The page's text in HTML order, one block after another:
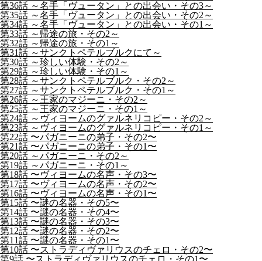
第36話 ～名手「ヴュータン」との出会い・その3～
第35話 ～名手「ヴュータン」との出会い・その2～
第34話 ～名手「ヴュータン」との出会い・その1～
第33話 ～帰途の旅・その2～
第32話 ～帰途の旅・その1～
第31話 ～サンクトペテルブルクにて～
第30話 ～珍しい体験・その2～
第29話 ～珍しい体験・その1～
第28話 ～サンクトペテルブルク・その2～
第27話 ～サンクトペテルブルク・その1～
第26話 ～王家のマジーニ・その2～
第25話 ～王家のマジーニ・その1～
第24話 ～ヴィヨームのグァルネリコピー・その2～
第23話 ～ヴィヨームのグァルネリコピー・その1～
第22話 〜パガニーニの弟子・その2〜
第21話 〜パガニーニの弟子・その1〜
第20話 ～パガニーニ・その2～
第19話 ～パガニーニ・その1～
第18話 〜ヴィヨームの名声・その3〜
第17話 〜ヴィヨームの名声・その2〜
第16話 〜ヴィヨームの名声・その1〜
第15話 〜謎の名器・その5〜
第14話 〜謎の名器・その4〜
第13話 〜謎の名器・その3〜
第12話 〜謎の名器・その2〜
第11話 〜謎の名器・その1〜
第10話 〜ストラディヴァリウスのチェロ・その2〜
第9話 〜ストラディヴァリウスのチェロ・その1〜